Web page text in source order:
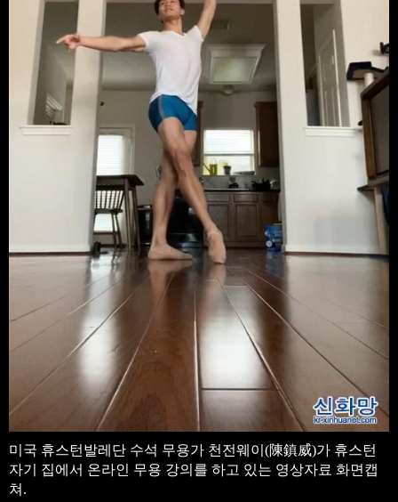
미국 휴스턴발레단 수석 무용가 천전웨이(陳鎮威)가 휴스턴
자기 집에서 온라인 무용 강의를 하고 있는 영상자료 화면캡
쳐.